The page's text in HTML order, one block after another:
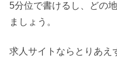
5分位で書けるし、どの
ましょう。
求人サイトならとりあえ